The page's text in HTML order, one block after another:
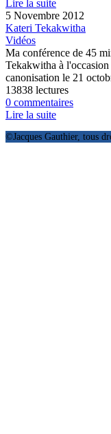
Lire la suite
5 Novembre 2012
Kateri Tekakwitha
Vidéos
Ma conférence de 45
Tekakwitha à
canonisation le 21
13838 lectures
0 commentaires
Lire la suite
©Jacques Gauthier, tous